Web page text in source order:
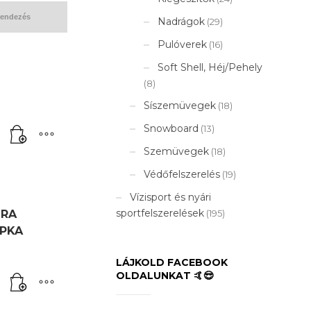
Nadrágok (29)
Pulóverek (16)
Soft Shell, Héj/Pehely
(8)
Síszemüvegek (18)
Snowboard (13)
Szemüvegek (18)
Védőfelszerelés (19)
Vízisport és nyári
sportfelszerelések (195)
LÁJKOLD FACEBOOK
OLDALUNKAT 🤙😎